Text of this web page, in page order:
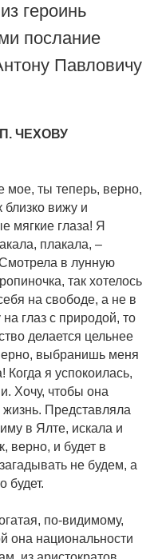
героинь
послание
Павловичу
ЧЕХОВУ
мое, ты теперь, верно,
близко вижу и
мягкие глаза! Я
плакала, –
в лунную
так хотелось
на свободе, а не в
глаз с природой, то
делается цельнее
выбранишь меня
я успокоилась,
Хочу, чтобы она
Представляла
в Ялте, искала и
верно, и будет в
не будем, а
будет.
по-видимому,
она национальности